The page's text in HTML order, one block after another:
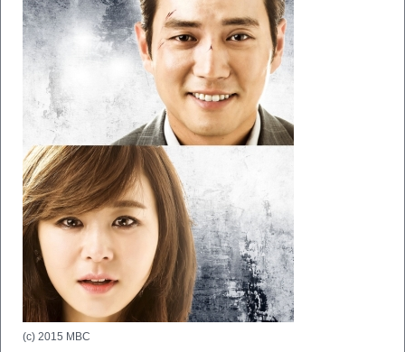
(c) 2015 MBC